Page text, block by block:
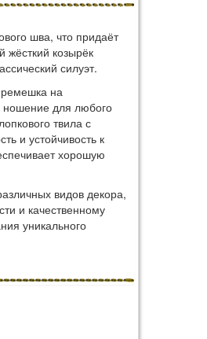
шва, что придаёт
жёсткий козырёк
силуэт.
на
ношение для любого
твила с
и устойчивость к
хорошую
видов декора,
и качественному
уникального